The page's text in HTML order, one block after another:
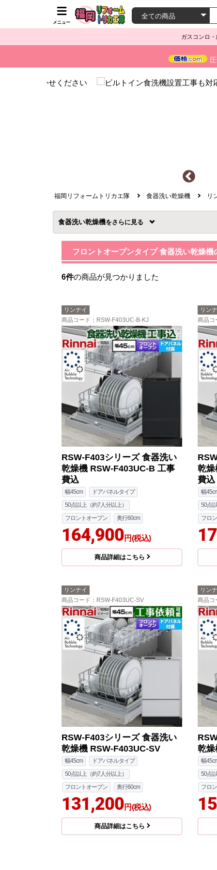
メニュー
ガスコンロ
福岡リフォームトリカエ隊 食器洗い乾燥機 リ
食器洗い乾燥機を
フロントオープンタイプ 食器洗い乾燥機
6件の商品が見つかりました
リンナイ
商品コード ：RSW-F403UC-B-KJ
RSW-F403シリーズ 食器洗い
乾燥機 RSW-F403UC-B 工事
費込
幅45cm
ドアパネルタイプ
50点以上（約7人分以上）
フロントオープン
奥行60cm
164,900円(税込)
商品詳細はこちら
リン
商品コ
乾燥
費込
幅
50点
フロ
リンナイ
商品コード ：RSW-F403UC-SV
RSW-F403シリーズ 食器洗い
乾燥機 RSW-F403UC-SV
幅45cm
ドアパネルタイプ
50点以上（約7人分以上）
フロントオープン
奥行60cm
131,200円(税込)
商品詳細はこちら
リン
商品コ
乾燥
幅
50点
フロ